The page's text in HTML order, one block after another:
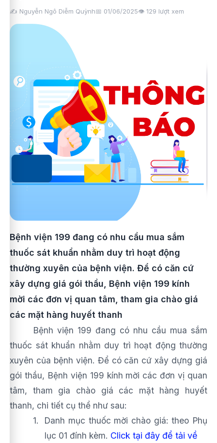
✍️ Nguyễn Ngô Diễm Quỳnh📅 01/06/2025👁️ 129 lượt xem
Bệnh viện 199 đang có nhu cầu mua sắm
thuốc sát khuẩn nhằm duy trì hoạt động
thường xuyên của bệnh viện. Để có căn cứ
xây dựng giá gói thầu, Bệnh viện 199 kính
mời các đơn vị quan tâm, tham gia chào giá
các mặt hàng huyết thanh
Bệnh viện 199 đang có nhu cầu mua sắm
thuốc sát khuẩn nhằm duy trì hoạt động thường
xuyên của bệnh viện. Để có căn cứ xây dựng giá
gói thầu, Bệnh viện 199 kính mời các đơn vị quan
tâm, tham gia chào giá các mặt hàng huyết
thanh, chi tiết cụ thể như sau:
1.
Danh mục thuốc mời chào giá: theo Phụ
lục 01 đính kèm. Click tại đây để tải về